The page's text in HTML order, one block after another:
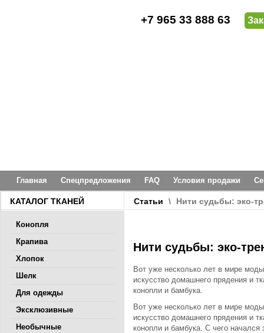
+7 965 33 888 63
Главная Спецпредложения FAQ Условия продажи
Статьи \ Нити судьбы: эко-
Нити судьбы: эко-
Вот уже несколько лет в мире
искусство домашнего прядения и
конопли и бамбука.
Вот уже несколько лет в мире
искусство домашнего прядения и
конопли и бамбука. С чего начался
КАТАЛОГ ТКАНЕЙ
Конопля
Крапива
Хлопок
Шелк
Для одежды
Эксклюзивные
Необычные